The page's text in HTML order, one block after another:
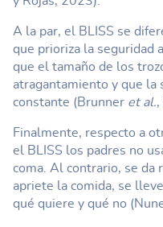
A la par, el BLISS se
que prioriza la seguridad
que el tamaño de los
atragantamiento y que la
constante (Brunner et al.,
Finalmente, respecto a
el BLISS los padres no
coma. Al contrario, se da
apriete la comida, se
qué quiere y qué no